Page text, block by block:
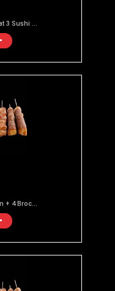
3 Sushi ...
+ 4 Broc...